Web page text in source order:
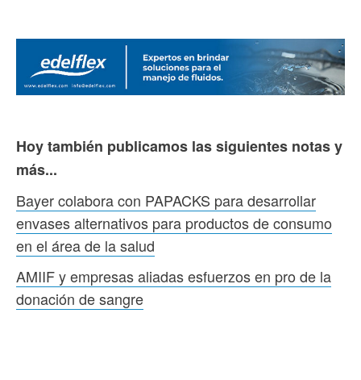
Hoy también publicamos las siguientes notas y
más...
Bayer colabora con PAPACKS para desarrollar
envases alternativos para productos de consumo
en el área de la salud
AMIIF y empresas aliadas esfuerzos en pro de la
donación de sangre